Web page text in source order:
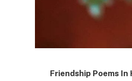
Friendship Poems In